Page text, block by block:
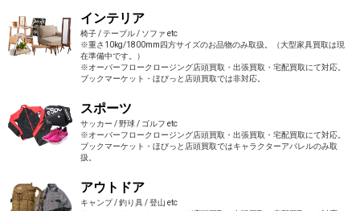
インテリア
椅子 / テーブル / ソファ etc
※重さ10kg/1800mm四方サイズのお品物のみ取扱。（大型家具買取は現
在準備中です。）
※オーバーフロークロージング店頭買取・出張買取・宅配買取にて対応。
ブックマーケット・ほびっと店頭買取では非対応。
スポーツ
サッカー / 野球 / ゴルフ etc
※オーバーフロークロージング店頭買取・出張買取・宅配買取にて対応。
ブックマーケット・ほびっと店頭買取ではキャラクターアパレルのみ取
扱。
アウトドア
キャンプ / 釣り具 / 登山 etc